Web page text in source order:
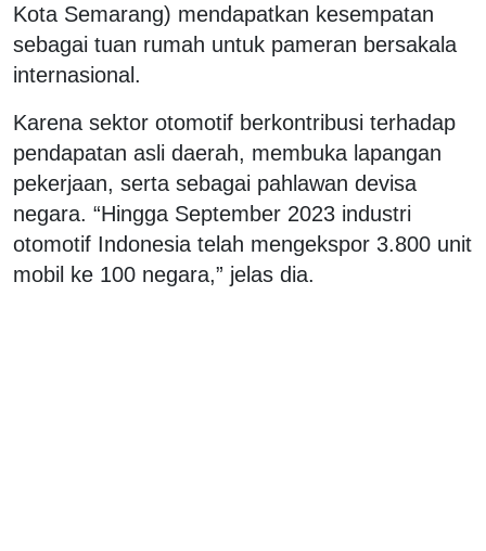
Kota Semarang) mendapatkan kesempatan
sebagai tuan rumah untuk pameran bersakala
internasional.
Karena sektor otomotif berkontribusi terhadap
pendapatan asli daerah, membuka lapangan
pekerjaan, serta sebagai pahlawan devisa
negara. “Hingga September 2023 industri
otomotif Indonesia telah mengekspor 3.800 unit
mobil ke 100 negara,” jelas dia.